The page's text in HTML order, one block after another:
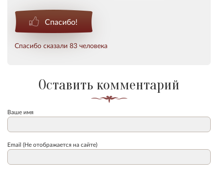
Спасибо!
Спасибо сказали 83 человека
Оставить комментарий
Ваше имя
Email (Не отображается на сайте)